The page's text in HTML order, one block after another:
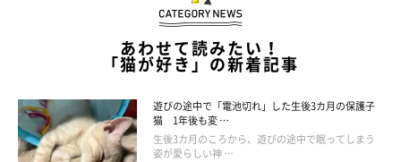
あわせて読みたい！
「猫が好き」の新着記事
遊びの途中で「電池切れ」した生後3カ月の保護子
猫 1年後も変 …
生後3カ月のころから、遊びの途中で眠ってしまう
姿が愛らしい神 …